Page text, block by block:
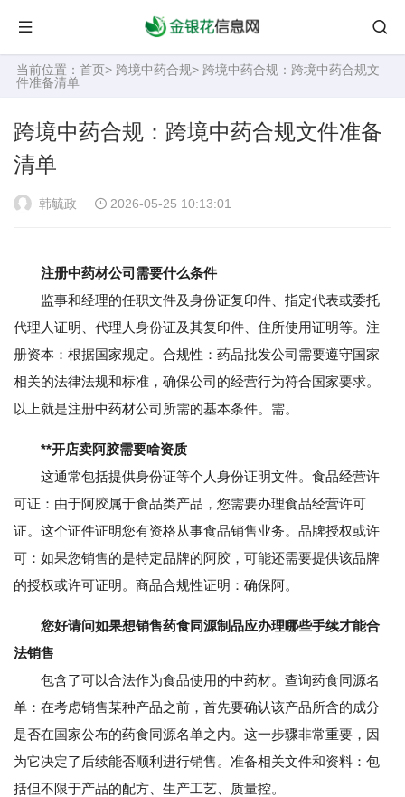
当前位置： 首页> 跨境中药合规> 跨境中药合规：跨境中药合规文
件准备清单
跨境中药合规：跨境中药合规文件准备
清单
韩毓政 2026-05-25 10:13:01
注册中药材公司需要什么条件
监事和经理的任职文件及身份证复印件、指定代表或委托
代理人证明、代理人身份证及其复印件、住所使用证明等。注
册资本：根据国家规定。合规性：药品批发公司需要遵守国家
相关的法律法规和标准，确保公司的经营行为符合国家要求。
以上就是注册中药材公司所需的基本条件。需。
**开店卖阿胶需要啥资质
这通常包括提供身份证等个人身份证明文件。食品经营许
可证：由于阿胶属于食品类产品，您需要办理食品经营许可
证。这个证件证明您有资格从事食品销售业务。品牌授权或许
可：如果您销售的是特定品牌的阿胶，可能还需要提供该品牌
的授权或许可证明。商品合规性证明：确保阿。
您好请问如果想销售药食同源制品应办理哪些手续才能合
法销售
包含了可以合法作为食品使用的中药材。查询药食同源名
单：在考虑销售某种产品之前，首先要确认该产品所含的成分
是否在国家公布的药食同源名单之内。这一步骤非常重要，因
为它决定了后续能否顺利进行销售。准备相关文件和资料：包
括但不限于产品的配方、生产工艺、质量控。